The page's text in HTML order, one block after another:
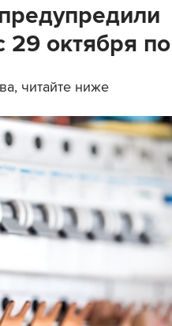
29 октября
читайте ниже